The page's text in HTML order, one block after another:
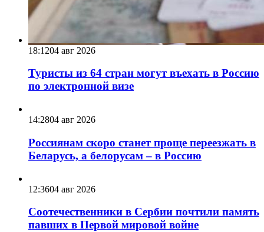
18:1204 авг 2026
Туристы из 64 стран могут въехать в Россию
по электронной визе
14:2804 авг 2026
Россиянам скоро станет проще переезжать в
Беларусь, а белорусам – в Россию
12:3604 авг 2026
Соотечественники в Сербии почтили память
павших в Первой мировой войне